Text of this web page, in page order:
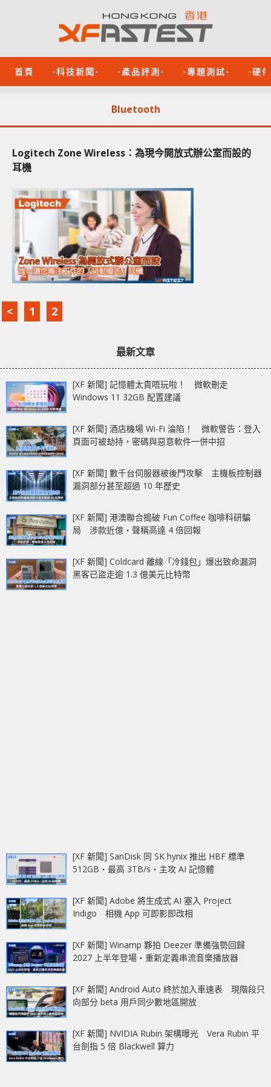
首頁 -科技新聞- -產品評測- -專題測試- -硬
Bluetooth
Logitech Zone Wireless：為現今開放式辦公室而設的
耳機
< 1 2
最新文章
[XF 新聞] 記憶體太貴唔玩啦！ 微軟刪走
Windows 11 32GB 配置建議
[XF 新聞] 酒店機場 Wi-Fi 淪陷！ 微軟警告：登入
頁面可被劫持，密碼與惡意軟件一併中招
[XF 新聞] 數千台伺服器被後門攻擊 主機板控制器
漏洞部分甚至超過 10 年歷史
[XF 新聞] 港澳聯合搗破 Fun Coffee 咖啡科研騙
局 涉款近億‧聲稱高達 4 倍回報
[XF 新聞] Coldcard 離線「冷錢包」爆出致命漏洞
黑客已盜走逾 1.3 億美元比特幣
[XF 新聞] SanDisk 同 SK hynix 推出 HBF 標準
512GB‧最高 3TB/s‧主攻 AI 記憶體
[XF 新聞] Adobe 將生成式 AI 塞入 Project
Indigo 相機 App 可即影即改相
[XF 新聞] Winamp 夥拍 Deezer 準備強勢回歸
2027 上半年登場‧重新定義串流音樂播放器
[XF 新聞] Android Auto 終於加入車速表 現階段只
向部分 beta 用戶同少數地區開放
[XF 新聞] NVIDIA Rubin 架構曝光 Vera Rubin 平
台劍指 5 倍 Blackwell 算力